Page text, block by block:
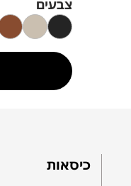
צבעים
כיסאות